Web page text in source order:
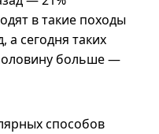
в такие походы
а сегодня таких
больше —
способов